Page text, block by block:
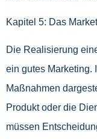
Kapitel 5: Das
Die Realisierung
ein gutes Marketing.
Maßnahmen
Produkt oder die
müssen